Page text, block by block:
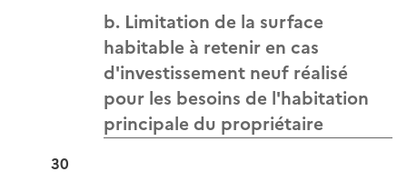
b. Limitation de la surface
habitable à retenir en cas
d'investissement neuf réalisé
pour les besoins de l'habitation
principale du propriétaire
30